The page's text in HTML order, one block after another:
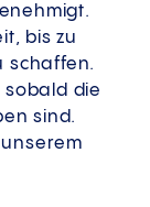
bis zu
schaffen.
sobald die
sind.